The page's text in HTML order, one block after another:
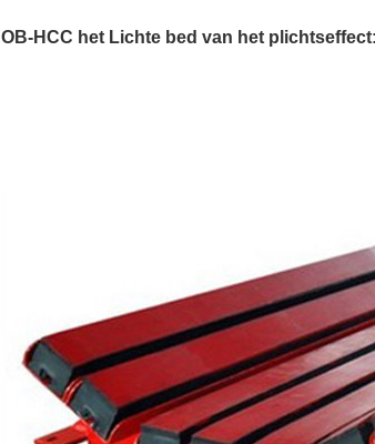
OB-HCC het Lichte bed van het plichtseffect: